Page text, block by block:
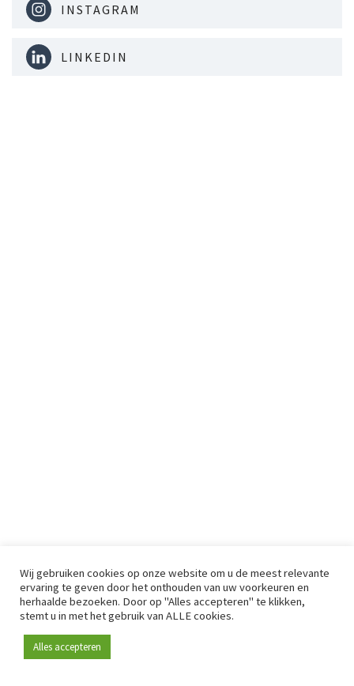
INSTAGRAM
LINKEDIN
Wij gebruiken cookies op onze website om u de meest relevante
ervaring te geven door het onthouden van uw voorkeuren en
herhaalde bezoeken. Door op "Alles accepteren" te klikken,
stemt u in met het gebruik van ALLE cookies.
Alles accepteren